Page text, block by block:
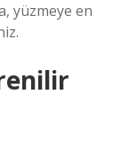
yüzmeye en